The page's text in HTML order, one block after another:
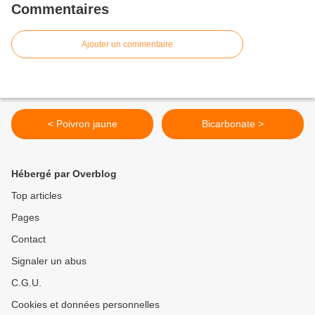
Commentaires
Ajouter un commentaire
< Poivron jaune Bicarbonate >
Hébergé par Overblog
Top articles
Pages
Contact
Signaler un abus
C.G.U.
Cookies et données personnelles